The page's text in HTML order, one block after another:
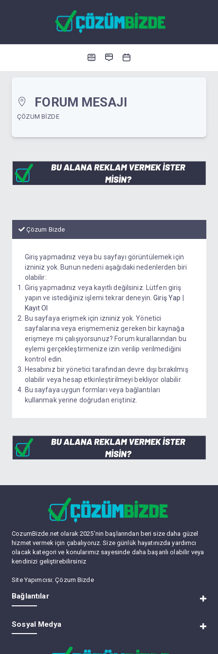
FORUM MESAJI
ÇÖZUM BIZDE
Çözum Bizde
Giriş yapmadınız veya bu sayfayı görüntülemek için
izniniz yok. Bunun nedeni aşağıdaki nedenlerden biri
olabilir:
Giriş yapmadınız veya kayıtlı değilsiniz. Lütfen giriş
yapın ve istediğiniz işlemi tekrar deneyin.Giriş Yap
Kayıt Ol
Bu sayfaya erişmek için izniniz yok. Yönetici
sayfalarına veya erişmemeniz gereken bir kaynağa
erişmeye mi çalışıyorsunuz? Forum kurallarından bu
eylemi gerçekleştirmenize izin verilip verilmediğini
kontrol edin.
Hesabınız bir yönetici tarafından devre dışı bırakılmış
olabilir veya hesap etkinleştirilmeyi bekliyor olabilir.
Bu sayfaya uygun formları veya bağlantıları
kullanmak yerine doğrudan eriştiniz.
CozumBizde.net olarak 2025'nin başlarından beri size daha güzel
hizmet vermek için çabalıyoruz. Size günlük hayatınızda yardımcı
olacak kategori ve konularımız sayesinde daha başarılı olabilir veya
kendinizi geliştirebilirsiniz
Site Yapımcısı:Çözum Bizde
Bağlantılar
Lite (Arşiv) Modu
Sosyal Medya